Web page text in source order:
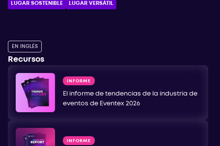
LUGAR SOSTENIBLE LUGAR VERSÁTIL
EN INGLÉS
Recursos
INFORME
El informe de tendencias de la industria de
eventos de Eventex 2026
INFORME